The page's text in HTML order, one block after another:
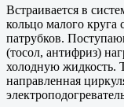
Встраивается в
кольцо малого круга
патрубков.
(тосол, антифриз)
холодную жидкость.
направленная